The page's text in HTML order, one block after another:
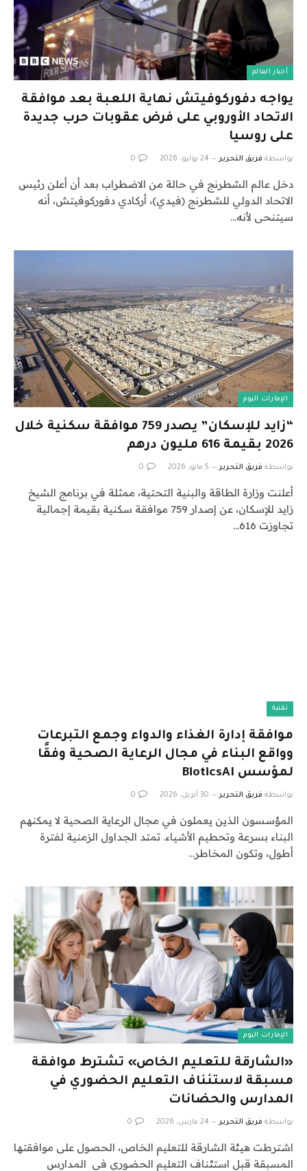
أخبار العالم
يواجه دفوركوفيتش نهاية اللعبة بعد موافقة
الاتحاد الأوروبي على فرض عقوبات حرب جديدة
على روسيا
بواسطة فريق التحرير 24 يوليو، 2026 0
دخل عالم الشطرنج في حالة من الاضطراب بعد أن أعلن رئيس
الاتحاد الدولي للشطرنج (فيدي)، أركادي دفوركوفيتش، أنه
سيتنحى لأنه…
الإمارات اليوم
“زايد للإسكان” يصدر 759 موافقة سكنية خلال
2026 بقيمة 616 مليون درهم
بواسطة فريق التحرير 5 مايو، 2026 0
أعلنت وزارة الطاقة والبنية التحتية، ممثلة في برنامج الشيخ
زايد للإسكان، عن إصدار 759 موافقة سكنية بقيمة إجمالية
تجاوزت 616…
تقنية
موافقة إدارة الغذاء والدواء وجمع التبرعات
وواقع البناء في مجال الرعاية الصحية وفقًا
لمؤسس BioticsAI
بواسطة فريق التحرير 30 أبريل، 2026 0
المؤسسون الذين يعملون في مجال الرعاية الصحية لا يمكنهم
البناء بسرعة وتحطيم الأشياء. تمتد الجداول الزمنية لفترة
أطول، وتكون المخاطر…
الإمارات اليوم
«الشارقة للتعليم الخاص» تشترط موافقة
مسبقة لاستئناف التعليم الحضوري في
المدارس والحضانات
بواسطة فريق التحرير 24 مارس، 2026 0
اشترطت هيئة الشارقة للتعليم الخاص، الحصول على موافقتها
المسبقة قبل استئناف التعليم الحضوري في المدارس